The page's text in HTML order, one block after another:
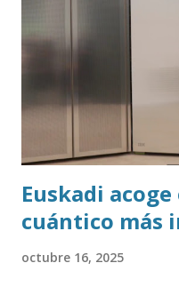
Euskadi
cuántico más
octubre 16, 2025